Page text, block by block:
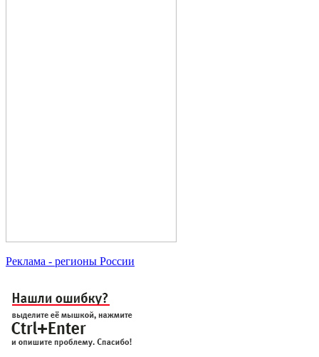
Реклама - регионы России